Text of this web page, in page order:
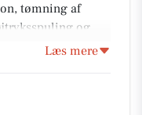
tømning af
og
løsninger til både
effektive
Læs mere